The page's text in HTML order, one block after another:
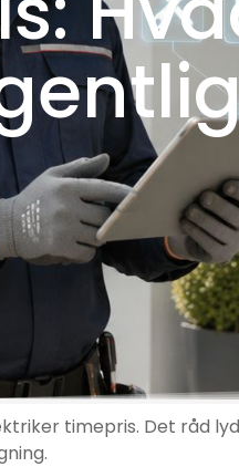
timepris. Det råd